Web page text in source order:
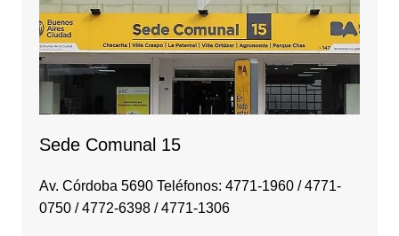
Sede Comunal 15
Av. Córdoba 5690 Teléfonos: 4771-1960 / 4771-
0750 / 4772-6398 / 4771-1306